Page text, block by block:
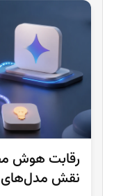
نقش مدل‌های Claude و Gem